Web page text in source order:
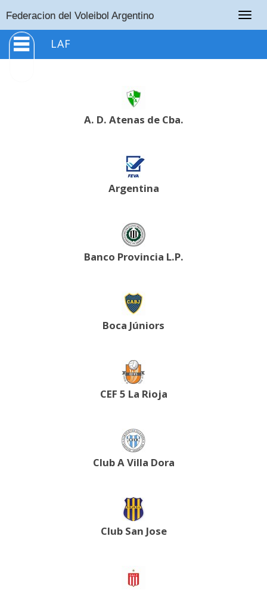
Federacion del Voleibol Argentino
LAF
A. D. Atenas de Cba.
Argentina
Banco Provincia L.P.
Boca Júniors
CEF 5 La Rioja
Club A Villa Dora
Club San Jose